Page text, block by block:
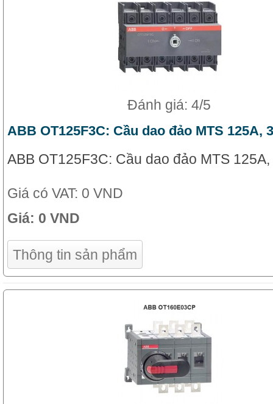
Đánh giá: 4/5
ABB OT125F3C: Cầu dao đảo MTS 125A,
ABB OT125F3C: Cầu dao đảo MTS 125A,
Giá có VAT: 0 VND
Giá: 0 VND
Thông tin sản phẩm